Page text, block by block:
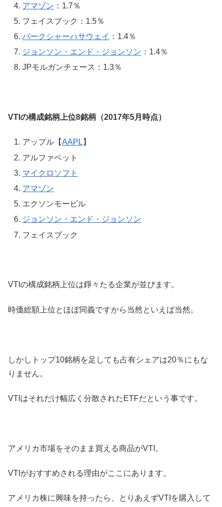
アマゾン ：1.7％
フェイスブック：1.5％
バークシャーハサウェイ ：1.4％
ジョンソン・エンド・ジョンソン ：1.4％
JPモルガンチェース：1.3％
VTIの構成銘柄上位8銘柄（2017年5月時点）
アップル【AAPL】
アルファベット
マイクロソフト
アマゾン
エクソンモービル
ジョンソン・エンド・ジョンソン
フェイスブック
VTIの構成銘柄上位は錚々たる企業が並びます。
時価総額上位とほぼ同義ですから当然といえば当然。
しかしトップ10銘柄を足しても占有シェアは20％にもな
りません。
VTIはそれだけ幅広く分散されたETFだという事です。
アメリカ市場をそのまま買える商品がVTI。
VTIがおすすめされる理由がここにあります。
アメリカ株に興味を持ったら、とりあえずVTIを購入して